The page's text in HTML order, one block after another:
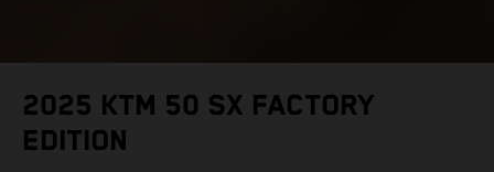
2025 KTM 50 SX FACTORY
EDITION